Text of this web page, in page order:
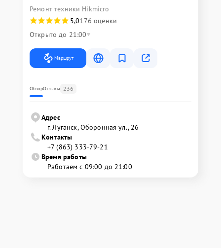
Ремонт техники Hikmicro
5,0176 оценки
Открыто до 21:00
Маршрут
ОбзорОтзывы 236
Адрес
г. Луганск, Оборонная ул., 26
Контакты
+7 (863) 333-79-21
Время работы
Работаем с 09:00 до 21:00